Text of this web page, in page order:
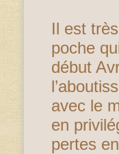
Il est
poche
début
avec le
en
pertes